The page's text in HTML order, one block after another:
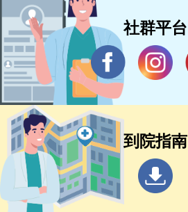
社群平台
到院指南